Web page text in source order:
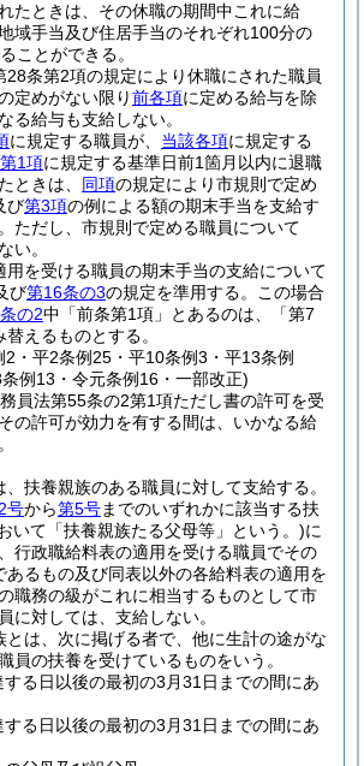
たときは、その休職の期間中これに給
域手当及び住居手当のそれぞれ100分の
ことができる。
28条第2項の規定により休職にされた職員
定めがない限り前各項に定める給与を除
る給与も支給しない。
に規定する職員が、 当該各項に規定する
1項に規定する基準日前1箇月以内に退職
ときは、 同項の規定により市規則で定め
び第3項の例による額の期末手当を支給す
ただし、市規則で定める職員について
い。
用を受ける職員の期末手当の支給について
び第16条の3の規定を準用する。
この場合
の2中「前条第1項」とあるのは、「第7
えるものとする。
2・平2条例25・平10条例3・平13条例
例13・令元条例16・一部改正)
員法第55条の2第1項ただし書の許可を受
の許可が効力を有する間は、いかなる給
、扶養親族のある職員に対して支給する。
号から第5号までのいずれかに該当する扶
いて「扶養親族たる父母等」という。)に
行政職給料表の適用を受ける職員でその
あるもの及び同表以外の各給料表の適用を
職務の級がこれに相当するものとして市
に対しては、支給しない。
とは、次に掲げる者で、他に生計の途がな
員の扶養を受けているものをいう。
る日以後の最初の3月31日までの間にあ
る日以後の最初の3月31日までの間にあ